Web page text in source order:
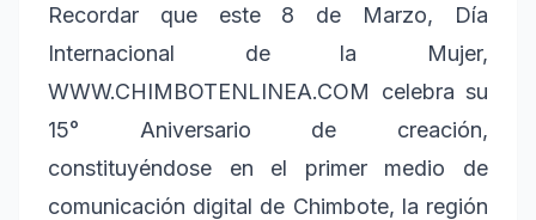
Recordar que este 8 de Marzo, Día
Internacional de la Mujer,
WWW.CHIMBOTENLINEA.COM celebra su
15° Aniversario de creación,
constituyéndose en el primer medio de
comunicación digital de Chimbote, la región